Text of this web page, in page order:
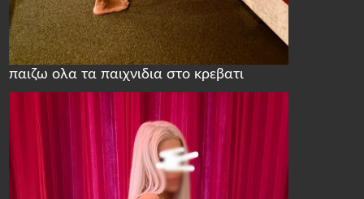
παιζω ολα τα παιχνιδια στο κρεβατι